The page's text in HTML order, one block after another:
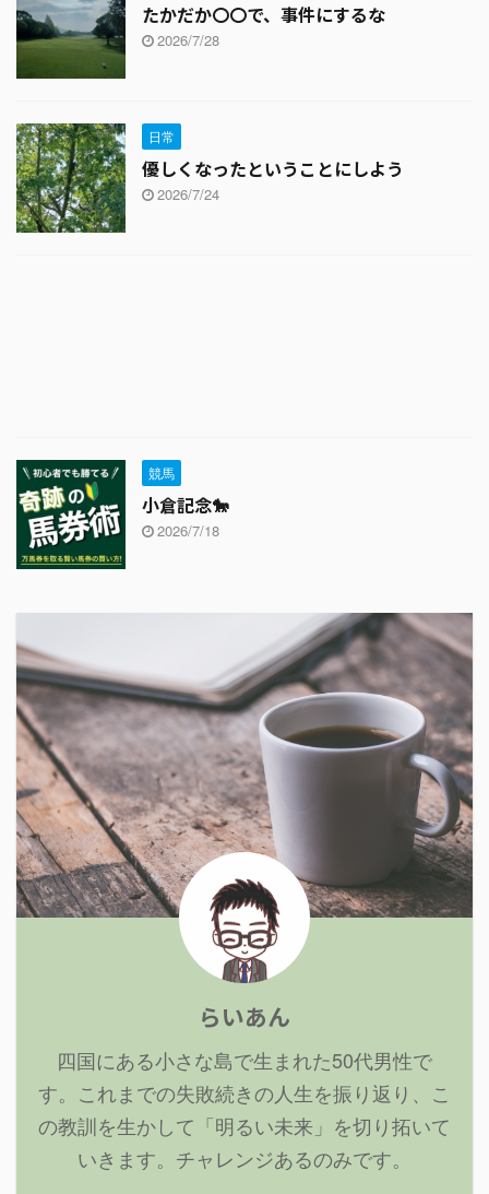
たかだか〇〇で、事件にするな
2026/7/28
日常
優しくなったということにしよう
2026/7/24
競馬
小倉記念🐎
2026/7/18
らいあん
四国にある小さな島で生まれた50代男性で
す。これまでの失敗続きの人生を振り返り、こ
の教訓を生かして「明るい未来」を切り拓いて
いきます。チャレンジあるのみです。